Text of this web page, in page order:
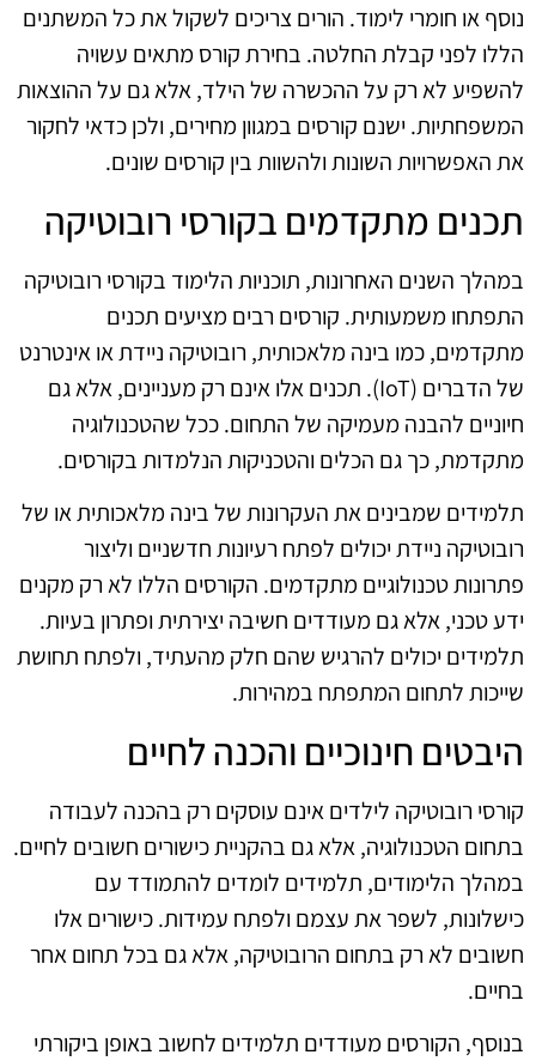
נוסף או חומרי לימוד. הורים צריכים לשקול את כל המשתנים
הללו לפני קבלת החלטה. בחירת קורס מתאים עשויה
להשפיע לא רק על ההכשרה של הילד, אלא גם על ההוצאות
המשפחתיות. ישנם קורסים במגוון מחירים, ולכן כדאי לחקור
את האפשרויות השונות ולהשוות בין קורסים שונים.
תכנים מתקדמים בקורסי רובוטיקה
במהלך השנים האחרונות, תוכניות הלימוד בקורסי רובוטיקה
התפתחו משמעותית. קורסים רבים מציעים תכנים
מתקדמים, כמו בינה מלאכותית, רובוטיקה ניידת או אינטרנט
של הדברים (IoT). תכנים אלו אינם רק מעניינים, אלא גם
חיוניים להבנה מעמיקה של התחום. ככל שהטכנולוגיה
מתקדמת, כך גם הכלים והטכניקות הנלמדות בקורסים.
תלמידים שמבינים את העקרונות של בינה מלאכותית או של
רובוטיקה ניידת יכולים לפתח רעיונות חדשניים וליצור
פתרונות טכנולוגיים מתקדמים. הקורסים הללו לא רק מקנים
ידע טכני, אלא גם מעודדים חשיבה יצירתית ופתרון בעיות.
תלמידים יכולים להרגיש שהם חלק מהעתיד, ולפתח תחושת
שייכות לתחום המתפתח במהירות.
היבטים חינוכיים והכנה לחיים
קורסי רובוטיקה לילדים אינם עוסקים רק בהכנה לעבודה
בתחום הטכנולוגיה, אלא גם בהקניית כישורים חשובים לחיים.
במהלך הלימודים, תלמידים לומדים להתמודד עם
כישלונות, לשפר את עצמם ולפתח עמידות. כישורים אלו
חשובים לא רק בתחום הרובוטיקה, אלא גם בכל תחום אחר
בחיים.
בנוסף, הקורסים מעודדים תלמידים לחשוב באופן ביקורתי